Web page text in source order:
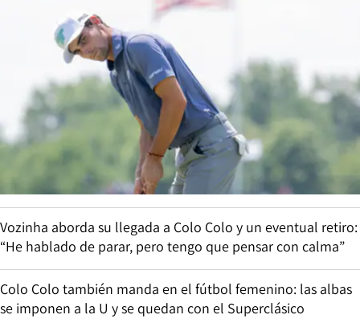
Vozinha aborda su llegada a Colo Colo y un eventual retiro:
“He hablado de parar, pero tengo que pensar con calma”
Colo Colo también manda en el fútbol femenino: las albas
se imponen a la U y se quedan con el Superclásico